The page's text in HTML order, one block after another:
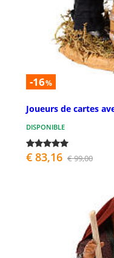
-16%
Joueurs de cartes
DISPONIBLE
€ 83,16 € 99,00